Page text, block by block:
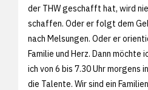
der THW geschafft hat, wird
schaffen. Oder er folgt dem
nach Melsungen. Oder er
Familie und Herz. Dann möchte
ich von 6 bis 7.30 Uhr morgens
die Talente. Wir sind ein